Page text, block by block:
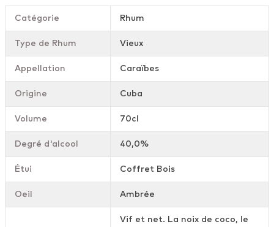
Catégorie Rhum
Type de Rhum Vieux
Appellation Caraïbes
Origine Cuba
Volume 70cl
Degré d'alcool 40,0%
Étui Coffret Bois
Oeil Ambrée
Vif et net. La noix de coco, le